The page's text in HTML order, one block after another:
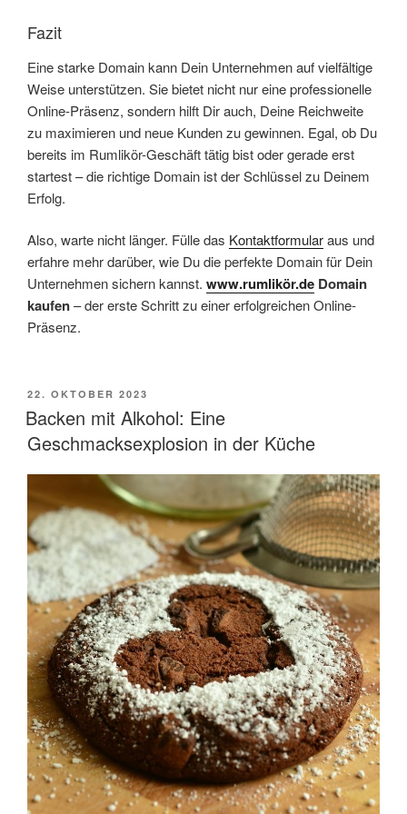
Fazit
Eine starke Domain kann Dein Unternehmen auf vielfältige
Weise unterstützen. Sie bietet nicht nur eine professionelle
Online-Präsenz, sondern hilft Dir auch, Deine Reichweite
zu maximieren und neue Kunden zu gewinnen. Egal, ob Du
bereits im Rumlikör-Geschäft tätig bist oder gerade erst
startest – die richtige Domain ist der Schlüssel zu Deinem
Erfolg.
Also, warte nicht länger. Fülle das Kontaktformularaus und
erfahre mehr darüber, wie Du die perfekte Domain für Dein
Unternehmen sichern kannst. www.rumlikör.de Domain
kaufen– der erste Schritt zu einer erfolgreichen Online-
Präsenz.
VERÖFFENTLICHT
AM
22. OKTOBER 2023
Backen mit Alkohol: Eine
Geschmacksexplosion in der Küche